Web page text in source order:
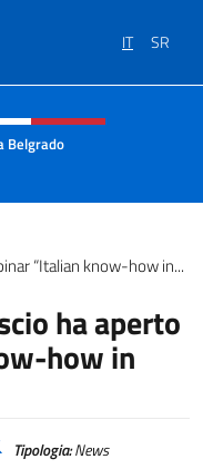
IT SR
e menù
Belgrado
“Italian know-how in...
ha aperto
how in
Tipologia:News